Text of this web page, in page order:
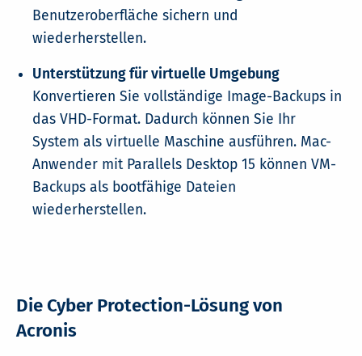
Benutzeroberfläche sichern und
wiederherstellen.
Unterstützung für virtuelle Umgebung
Konvertieren Sie vollständige Image-Backups in
das VHD-Format. Dadurch können Sie Ihr
System als virtuelle Maschine ausführen. Mac-
Anwender mit Parallels Desktop 15 können VM-
Backups als bootfähige Dateien
wiederherstellen.
Die Cyber Protection-Lösung von
Acronis